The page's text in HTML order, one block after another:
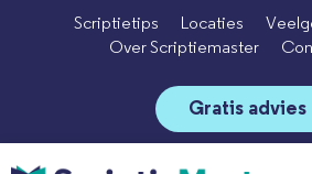
Scriptietips Locaties
Over Scriptiemaster
Gratis advies